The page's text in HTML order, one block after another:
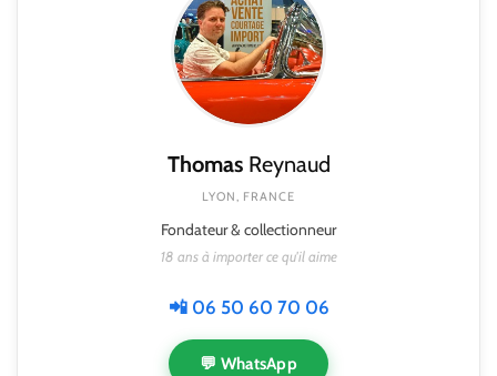
ThomasReynaud
LYON, FRANCE
Fondateur & collectionneur
18 ans à importer ce qu'il aime
📲 06 50 60 70 06
💬 WhatsApp